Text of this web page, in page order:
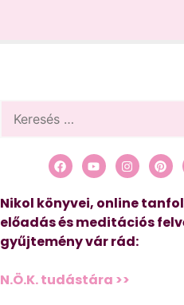
Nikol könyvei, online
előadás és meditációs
gyűjtemény vár rád:
N.Ö.K. tudástára >>